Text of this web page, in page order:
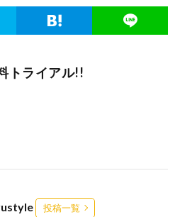
ライアル!!
投稿一覧